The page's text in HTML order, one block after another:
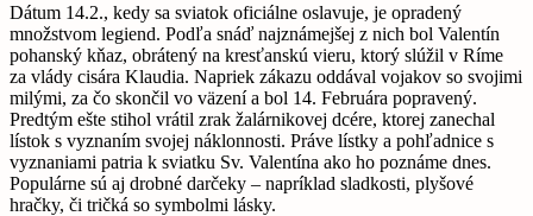
Dátum 14.2., kedy sa sviatok oficiálne oslavuje, je opradený
množstvom legiend. Podľa snáď najznámejšej z nich bol Valentín
pohanský kňaz, obrátený na kresťanskú vieru, ktorý slúžil v Ríme
za vlády cisára Klaudia. Napriek zákazu oddával vojakov so svojimi
milými, za čo skončil vo väzení a bol 14. Februára popravený.
Predtým ešte stihol vrátil zrak žalárnikovej dcére, ktorej zanechal
lístok s vyznaním svojej náklonnosti. Práve lístky a pohľadnice s
vyznaniami patria k sviatku Sv. Valentína ako ho poznáme dnes.
Populárne sú aj drobné darčeky – napríklad sladkosti, plyšové
hračky, či tričká so symbolmi lásky.